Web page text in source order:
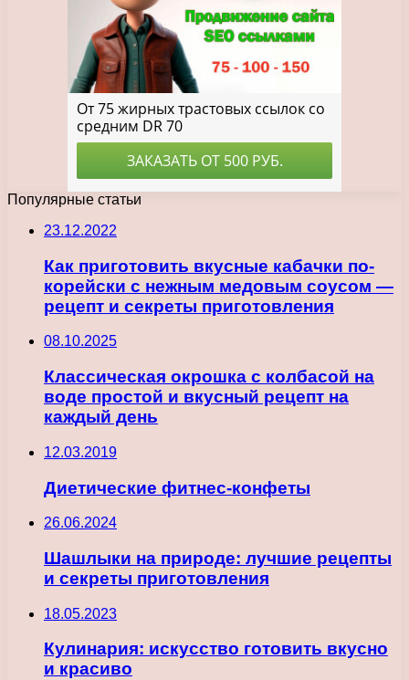
Популярные статьи
23.12.2022
Как приготовить вкусные кабачки по-
корейски с нежным медовым соусом —
рецепт и секреты приготовления
08.10.2025
Классическая окрошка с колбасой на
воде простой и вкусный рецепт на
каждый день
12.03.2019
Диетические фитнес-конфеты
26.06.2024
Шашлыки на природе: лучшие рецепты
и секреты приготовления
18.05.2023
Кулинария: искусство готовить вкусно
и красиво